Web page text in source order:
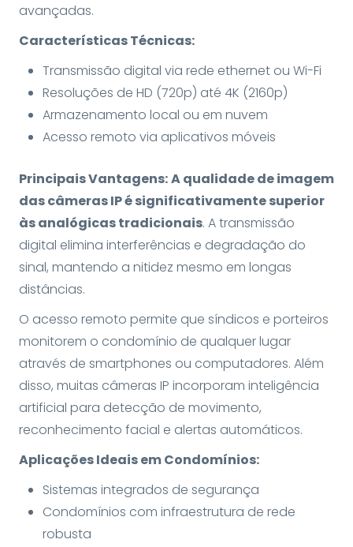
avançadas.
Características Técnicas:
Transmissão digital via rede ethernet ou Wi-Fi
Resoluções de HD (720p) até 4K (2160p)
Armazenamento local ou em nuvem
Acesso remoto via aplicativos móveis
Principais Vantagens:A qualidade de imagem
das câmeras IP é significativamente superior
às analógicas tradicionais. A transmissão
digital elimina interferências e degradação do
sinal, mantendo a nitidez mesmo em longas
distâncias.
O acesso remoto permite que síndicos e porteiros
monitorem o condomínio de qualquer lugar
através de smartphones ou computadores. Além
disso, muitas câmeras IP incorporam inteligência
artificial para detecção de movimento,
reconhecimento facial e alertas automáticos.
Aplicações Ideais em Condomínios:
Sistemas integrados de segurança
Condomínios com infraestrutura de rede
robusta